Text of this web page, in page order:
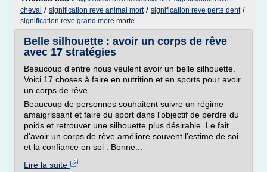
cheval / signification reve animal mort/ signification reve perte dent/
signification reve grand mere morte
Belle silhouette : avoir un corps de rêve
avec 17 stratégies
Beaucoup d'entre nous veulent avoir un belle silhouette.
Voici 17 choses à faire en nutrition et en sports pour avoir
un corps de rêve.
Beaucoup de personnes souhaitent suivre un régime
amaigrissant et faire du sport dans l'objectif de perdre du
poids et retrouver une silhouette plus désirable. Le fait
d'avoir un corps de rêve améliore souvent l'estime de soi
et la confiance en soi . Bonne...
Lire la suite